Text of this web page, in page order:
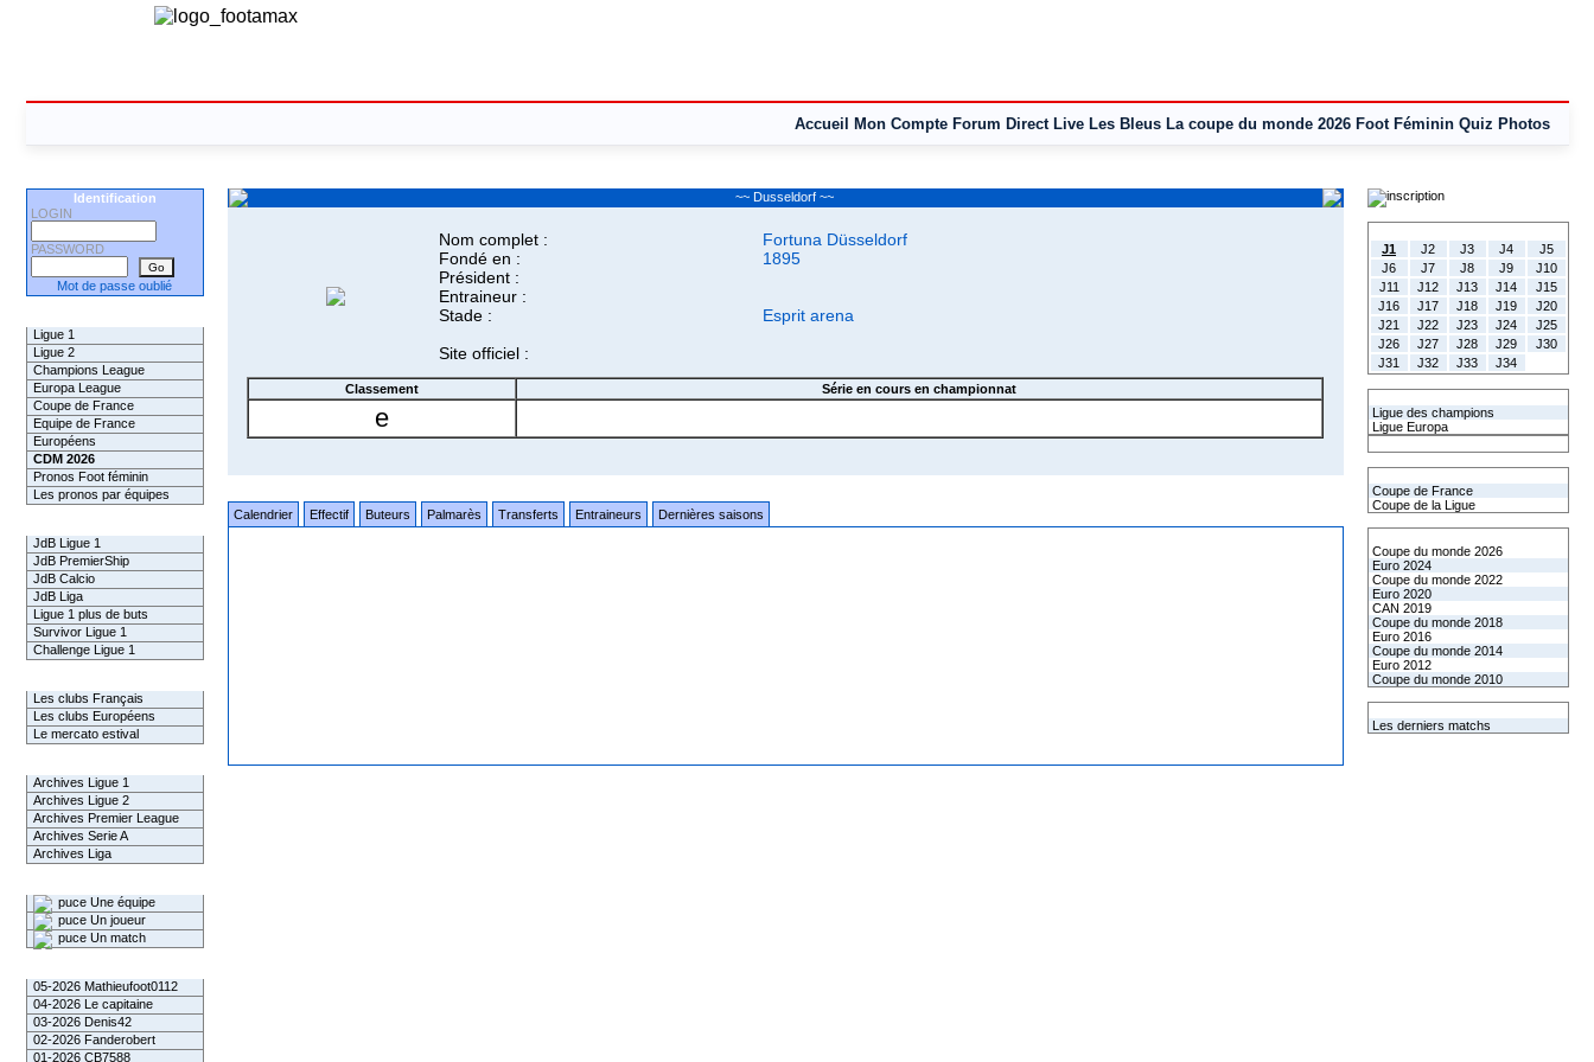
Accueil Mon Compte Forum Direct Live Les Bleus La coupe du monde 2026 Foot Féminin Quiz Photos
Identification
LOGIN
PASSWORD
Mot de passe oublié
Ligue 1
Ligue 2
Champions League
Europa League
Coupe de France
Equipe de France
Européens
CDM 2026
Pronos Foot féminin
Les pronos par équipes
JdB Ligue 1
JdB PremierShip
JdB Calcio
JdB Liga
Ligue 1 plus de buts
Survivor Ligue 1
Challenge Ligue 1
Les clubs Français
Les clubs Européens
Le mercato estival
Archives Ligue 1
Archives Ligue 2
Archives Premier League
Archives Serie A
Archives Liga
Une équipe
Un joueur
Un match
05-2026 Mathieufoot0112
04-2026 Le capitaine
03-2026 Denis42
02-2026 Fanderobert
01-2026 CB7588
~~ Dusseldorf ~~
Nom complet :
Fondé en :
Président :
Entraineur :
Stade :
Site officiel :
Fortuna Düsseldorf
1895
Esprit arena
Classement Série en cours en championnat
e
Calendrier Effectif Buteurs Palmarès Transferts Entraineurs Dernières saisons
J1
J2 J3 J4
J5
J6
J7 J8 J9
J10
J11
J12 J13 J14
J15
J16
J17 J18 J19
J20
J21
J22 J23 J24
J25
J26
J27 J28 J29
J30
J31
J32 J33 J34
Ligue des champions
Ligue Europa
Coupe de France
Coupe de la Ligue
Coupe du monde 2026
Euro 2024
Coupe du monde 2022
Euro 2020
CAN 2019
Coupe du monde 2018
Euro 2016
Coupe du monde 2014
Euro 2012
Coupe du monde 2010
Les derniers matchs